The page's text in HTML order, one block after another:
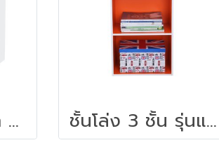
ตู้บานเลื่อนกระจก 3 ฟุต สีเขียว (สอบถามราคา) ชั้นโล่ง 3 ชั้น รุ่นแฟชั่น บ๊อกซ์ (สอบถามราคา)